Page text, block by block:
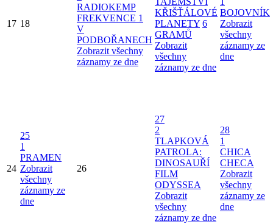
17 18
RADIOKEMP
FREKVENCE 1
V
PODBOŘANECH
Zobrazit všechny
záznamy ze dne
KŘIŠŤÁLOVÉ
PLANETY 6
GRAMŮ
Zobrazit
všechny
záznamy ze dne
BOJOVNÍK
Zobrazit
všechny
záznamy ze
dne
24
25
1
PRAMEN
Zobrazit
všechny
záznamy ze
dne
26
27
2
TLAPKOVÁ
PATROLA:
DINOSAUŘÍ
FILM
ODYSSEA
Zobrazit
všechny
záznamy ze dne
28
1
CHICA
CHECA
Zobrazit
všechny
záznamy ze
dne